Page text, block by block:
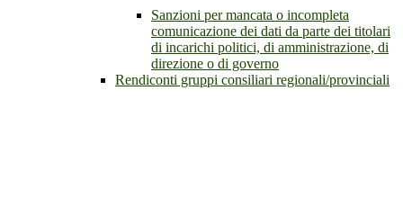
Sanzioni per mancata o incompleta
comunicazione dei dati da parte dei titolari
di incarichi politici, di amministrazione, di
direzione o di governo
Rendiconti gruppi consiliari regionali/provinciali